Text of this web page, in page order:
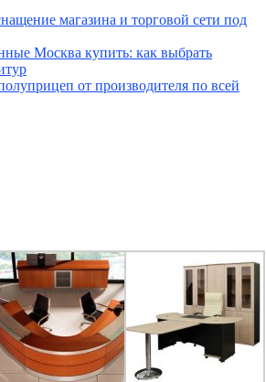
магазина и торговой сети под
Москва купить: как выбрать
от производителя по всей